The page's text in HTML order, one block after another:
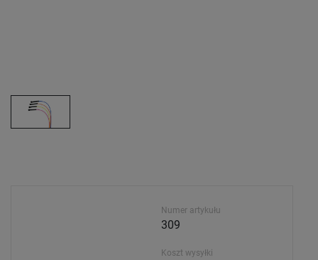
Numer artykułu
309
Koszt wysyłki